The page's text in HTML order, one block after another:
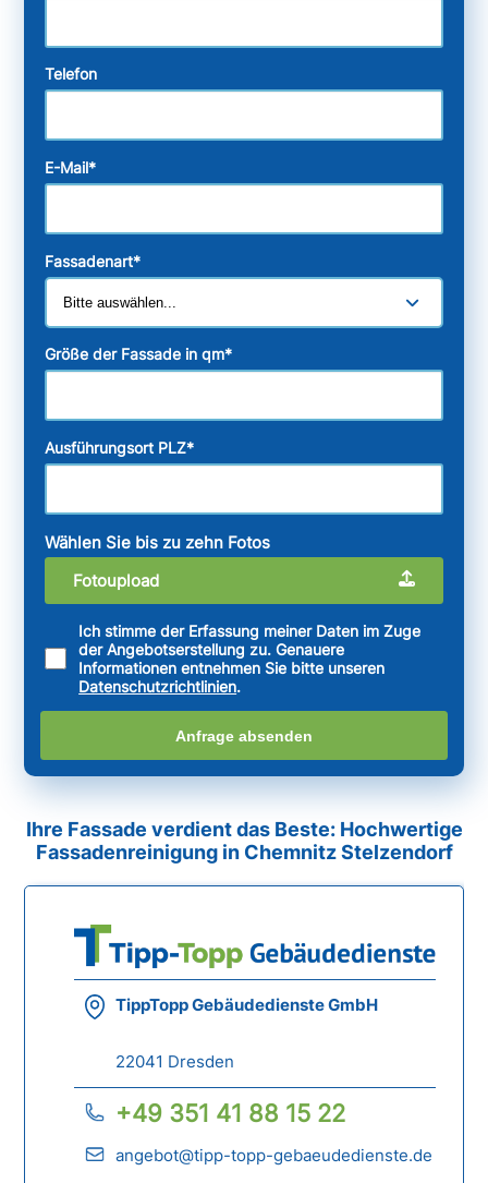
Telefon
E-Mail*
Fassadenart*
Größe der Fassade in qm*
Ausführungsort PLZ*
Wählen Sie bis zu zehn Fotos
Fotoupload
Ich stimme der Erfassung meiner Daten im Zuge
der Angebotserstellung zu. Genauere
Informationen entnehmen Sie bitte unseren
Datenschutzrichtlinien.
Anfrage absenden
Ihre Fassade verdient das Beste: Hochwertige
Fassadenreinigung in Chemnitz Stelzendorf
TippTopp Gebäudedienste GmbH
22041 Dresden
+49 351 41 88 15 22
angebot@tipp-topp-gebaeudedienste.de